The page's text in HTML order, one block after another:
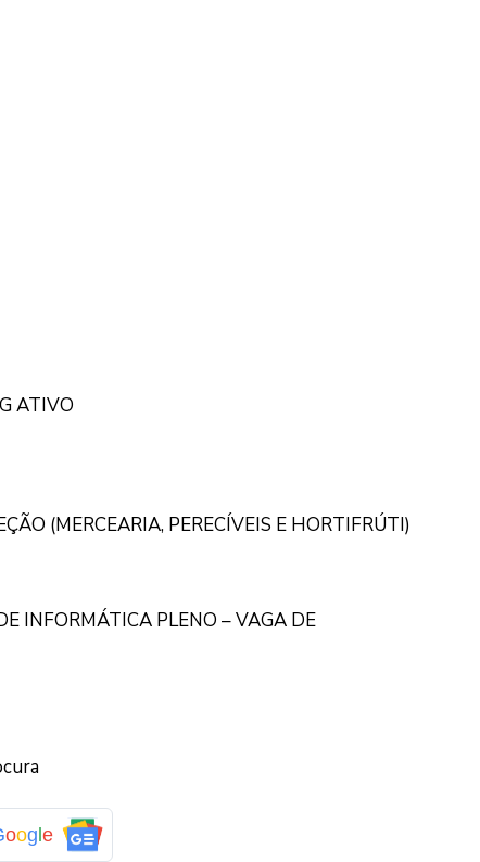
ATIVO
(MERCEARIA, PERECÍVEIS E HORTIFRÚTI)
INFORMÁTICA PLENO – VAGA DE
oogle